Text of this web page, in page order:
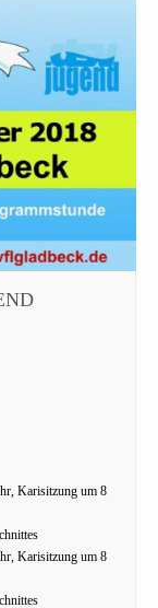
Karisitzung um 8
Karisitzung um 8